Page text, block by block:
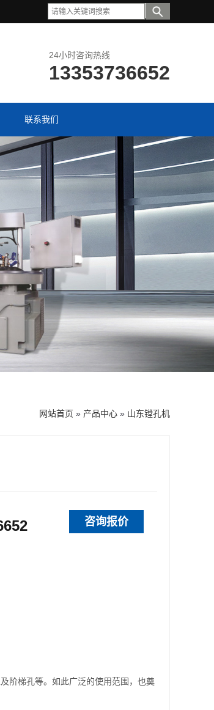
24小时咨询热线
13353736652
联系我们
网站首页 » 产品中心 » 山东镗孔机
咨询报价
阶梯孔等。如此广泛的使用范围，也奠